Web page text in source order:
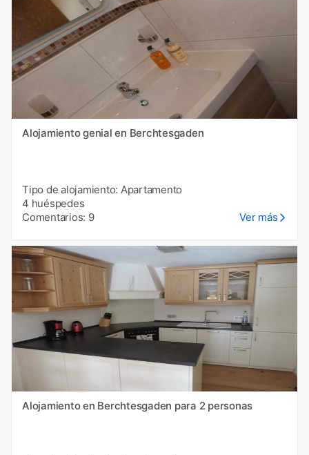
Alojamiento genial en Berchtesgaden
Tipo de alojamiento: Apartamento
4 huéspedes
Comentarios: 9
Ver más
Alojamiento en Berchtesgaden para 2 personas